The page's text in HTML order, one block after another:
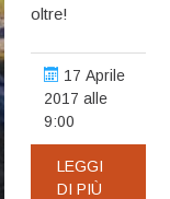
oltre!
17 Aprile
2017 alle
9:00
LEGGI
DI PIÙ